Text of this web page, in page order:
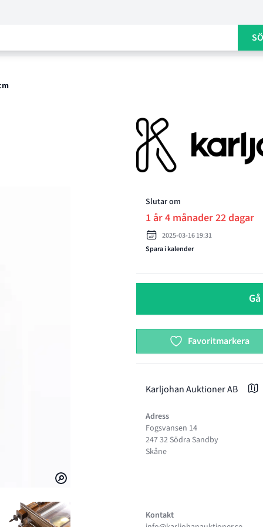
Slutar om
1 år 4 månader 22 dagar
2025-03-16 19:31
Spara i kalender
Favoritmarkera
Karljohan Auktioner AB
Adress
Fogsvansen 14
247 32 Södra Sandby
Skåne
Kontakt